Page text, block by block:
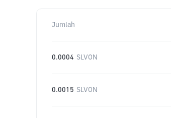
Jumlah
0.0004 SLVON
0.0015 SLVON